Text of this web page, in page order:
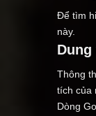
Để tìm
này.
Thông
tích của
Dòng